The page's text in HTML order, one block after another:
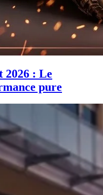
2026 : Le
pure